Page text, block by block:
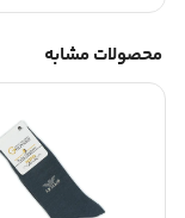
محصولات مشابه